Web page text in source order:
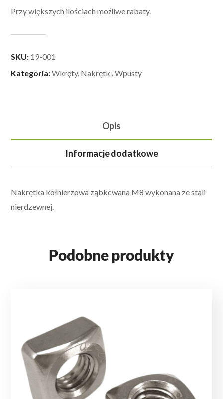
Przy większych ilościach możliwe rabaty.
SKU: 19-001
Kategoria:Wkręty, Nakrętki, Wpusty
Opis
Informacje dodatkowe
Nakrętka kołnierzowa ząbkowana M8 wykonana ze stali
nierdzewnej.
Podobne produkty